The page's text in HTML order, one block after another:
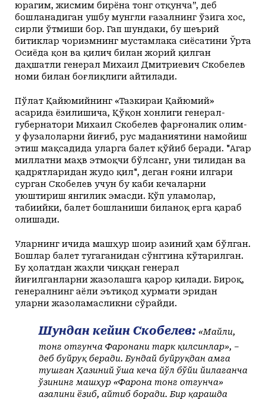
юрагим, жисмим бирёна тонг отқунча”, деб
бошланадиган ушбу мунгли ғазалнинг ўзига хос,
сирли ўтмиши бор. Гап шундаки, бу шеърий
битиклар чоризмнинг мустамлака сиёсатини Ўрта
Осиёда қон ва қилич билан жорий қилган
даҳшатли генерал Михаил Дмитриевич Скобелев
номи билан боғлиқлиги айтилади.
Пўлат Қайюмийнинг «Тазкираи Қайюмий»
асарида ёзилишича, Қўқон хонлиги генерал-
губернатори Михаил Скобелев фарғоналик олим-
у фузалоларни йиғиб, рус маданиятини намойиш
этиш мақсадида уларга балет қўйиб беради. "Агар
миллатни маҳв этмоқчи бўлсанг, уни тилидан ва
қадрятларидан жудо қил", деган ғояни илгари
сурган Скобелев учун бу каби кечаларни
уюштириш янгилик эмасди. Кўп уламолар,
табиийки, балет бошланиши биланоқ ерга қараб
олишади.
Уларнинг ичида машҳур шоир Ҳазиний ҳам бўлган.
Бошлар балет тугаганидан сўнггина кўтарилган.
Бу ҳолатдан жаҳли чиққан генерал
йиғилганларни жазолашга қарор қилади. Бироқ,
генералнинг аёли эътиқод ҳурмати эридан
уларни жазоламасликни сўрайди.
Шундан кейин Скобелев: «Майли,
тонг отгунча Фарғонани тарк қилсинлар», –
деб буйруқ беради. Бундай буйруқдан ғамга
тушган Ҳазиний ўша кеча йўл бўйи йиғлаганча
ўзининг машҳур «Фарғона тонг отгунча»
ғазалини ёзиб, айтиб боради. Бир қарашда